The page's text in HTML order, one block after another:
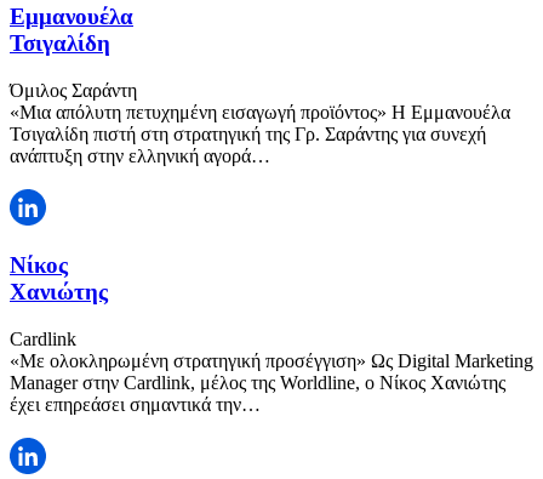
Εμμανουέλα
Τσιγαλίδη
Όμιλος Σαράντη
«Μια απόλυτη πετυχημένη εισαγωγή προϊόντος» Η Εμμανουέλα
Τσιγαλίδη πιστή στη στρατηγική της Γρ. Σαράντης για συνεχή
ανάπτυξη στην ελληνική αγορά…
Νίκος
Χανιώτης
Cardlink
«Με ολοκληρωμένη στρατηγική προσέγγιση» Ως Digital Marketing
Manager στην Cardlink, μέλος της Worldline, ο Νίκος Χανιώτης
έχει επηρεάσει σημαντικά την…